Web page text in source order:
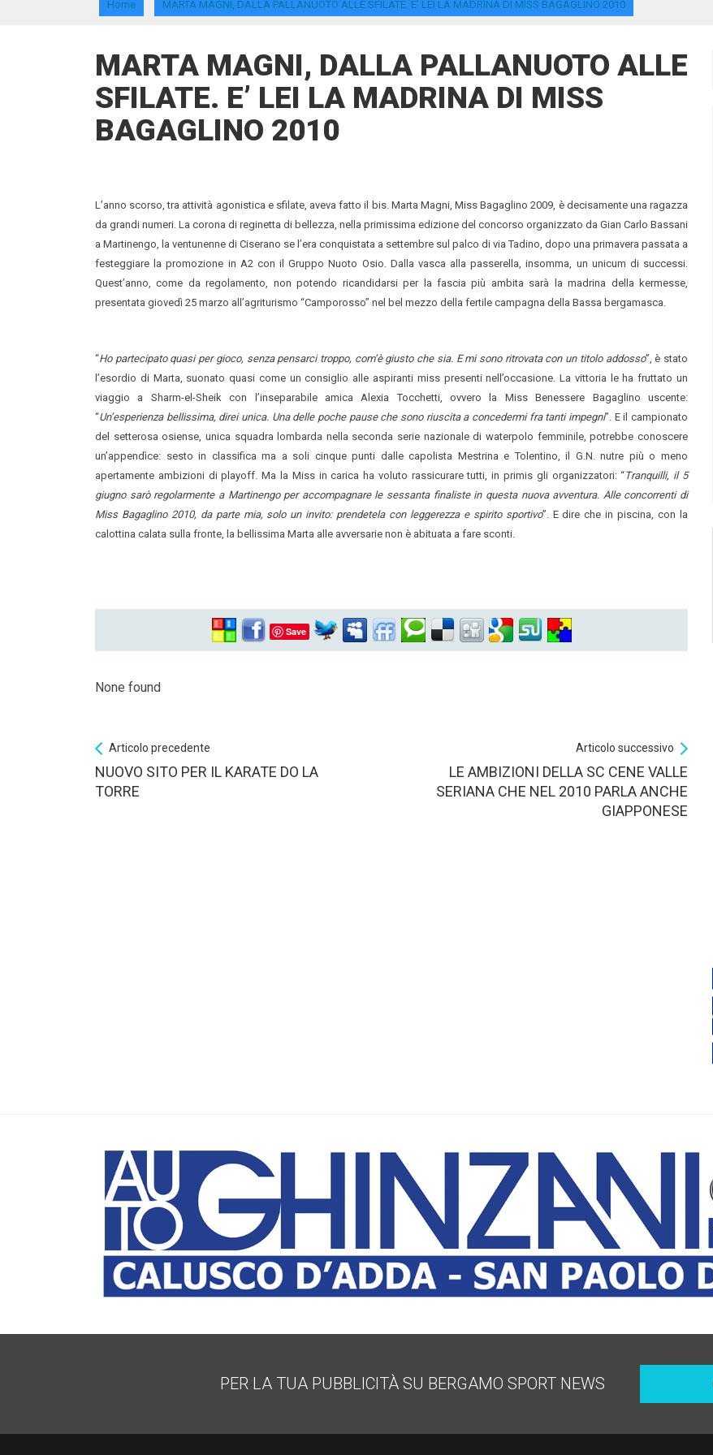
Home MARTA MAGNI, DALLA PALLANUOTO ALLE SFILATE. E’ LEI LA MADRINA DI MISS BAGAGLINO 2010
MARTA MAGNI, DALLA PALLANUOTO ALLE
SFILATE. E’ LEI LA MADRINA DI MISS
BAGAGLINO 2010
L’anno scorso, tra attività agonistica e sfilate, aveva fatto il bis. Marta Magni, Miss Bagaglino 2009, è decisamente una ragazza
da grandi numeri. La corona di reginetta di bellezza, nella primissima edizione del concorso organizzato da Gian Carlo Bassani
a Martinengo, la ventunenne di Ciserano se l’era conquistata a settembre sul palco di via Tadino, dopo una primavera passata a
festeggiare la promozione in A2 con il Gruppo Nuoto Osio. Dalla vasca alla passerella, insomma, un unicum di successi.
Quest’anno, come da regolamento, non potendo ricandidarsi per la fascia più ambita sarà la madrina della kermesse,
presentata giovedì 25 marzo all’agriturismo “Camporosso” nel bel mezzo della fertile campagna della Bassa bergamasca.
“Ho partecipato quasi per gioco, senza pensarci troppo, com’è giusto che sia. E mi sono ritrovata con un titolo addosso”, è stato
l’esordio di Marta, suonato quasi come un consiglio alle aspiranti miss presenti nell’occasione. La vittoria le ha fruttato un
viaggio a Sharm-el-Sheik con l’inseparabile amica Alexia Tocchetti, ovvero la Miss Benessere Bagaglino uscente:
“Un’esperienza bellissima, direi unica. Una delle poche pause che sono riuscita a concedermi fra tanti impegni”. E il campionato
del setterosa osiense, unica squadra lombarda nella seconda serie nazionale di waterpolo femminile, potrebbe conoscere
un’appendìce: sesto in classifica ma a soli cinque punti dalle capolista Mestrina e Tolentino, il G.N. nutre più o meno
apertamente ambizioni di playoff. Ma la Miss in carica ha voluto rassicurare tutti, in primis gli organizzatori: “Tranquilli, il 5
giugno sarò regolarmente a Martinengo per accompagnare le sessanta finaliste in questa nuova avventura. Alle concorrenti di
Miss Bagaglino 2010, da parte mia, solo un invito: prendetela con leggerezza e spirito sportivo”. E dire che in piscina, con la
calottina calata sulla fronte, la bellissima Marta alle avversarie non è abituata a fare sconti.
Save
None found
Articolo precedente
NUOVO SITO PER IL KARATE DO LA
TORRE
Articolo successivo
LE AMBIZIONI DELLA SC CENE VALLE
SERIANA CHE NEL 2010 PARLA ANCHE
GIAPPONESE
PER LA TUA PUBBLICITÀ SU BERGAMO SPORT NEWS